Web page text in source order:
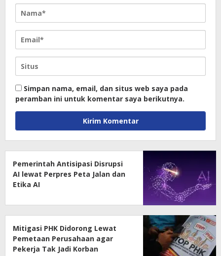
Simpan nama, email, dan situs web saya pada
peramban ini untuk komentar saya berikutnya.
Pemerintah Antisipasi Disrupsi
AI lewat Perpres Peta Jalan dan
Etika AI
Mitigasi PHK Didorong Lewat
Pemetaan Perusahaan agar
Pekerja Tak Jadi Korban